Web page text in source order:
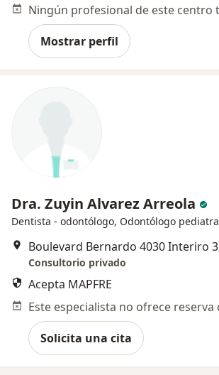
Mostrar perfil
Dra. Zuyin Alvarez Arreola
Dentista - odontólogo, Odontólogo pediatra
Consultorio privado
Acepta MAPFRE
Solicita una cita